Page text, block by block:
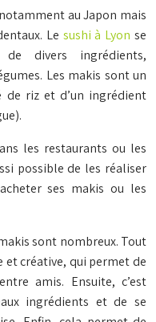
au Japon mais
Le sushi à Lyon se
divers ingrédients,
Les makis sont un
de riz et d’un ingrédient
les restaurants ou les
possible de les réaliser
ses makis ou les
sont nombreux. Tout
et créative, qui permet de
amis. Ensuite, c’est
ingrédients et de se